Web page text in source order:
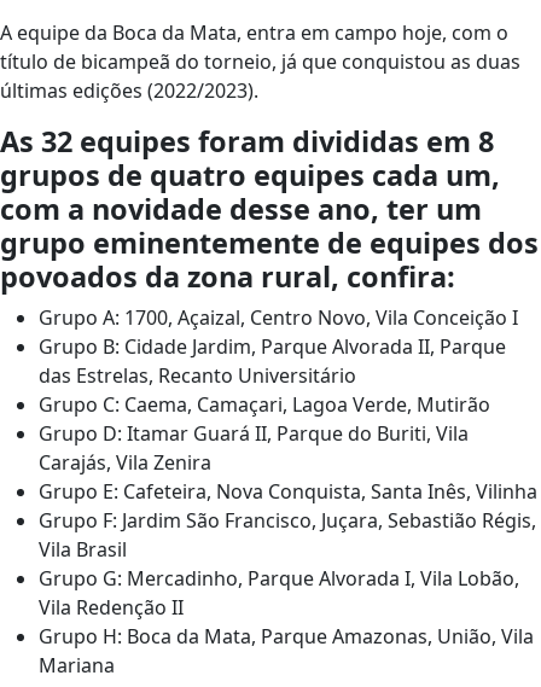
A equipe da Boca da Mata, entra em campo hoje, com o
título de bicampeã do torneio, já que conquistou as duas
últimas edições (2022/2023).
As 32 equipes foram divididas em 8
grupos de quatro equipes cada um,
com a novidade desse ano, ter um
grupo eminentemente de equipes dos
povoados da zona rural, confira:
Grupo A: 1700, Açaizal, Centro Novo, Vila Conceição I
Grupo B: Cidade Jardim, Parque Alvorada II, Parque
das Estrelas, Recanto Universitário
Grupo C: Caema, Camaçari, Lagoa Verde, Mutirão
Grupo D: Itamar Guará II, Parque do Buriti, Vila
Carajás, Vila Zenira
Grupo E: Cafeteira, Nova Conquista, Santa Inês, Vilinha
Grupo F: Jardim São Francisco, Juçara, Sebastião Régis,
Vila Brasil
Grupo G: Mercadinho, Parque Alvorada I, Vila Lobão,
Vila Redenção II
Grupo H: Boca da Mata, Parque Amazonas, União, Vila
Mariana